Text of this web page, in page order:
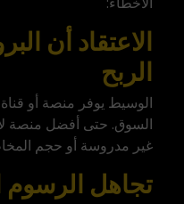
الاعتقاد أن
الربح
الوسيط يوفر منصة أو قناة
السوق. حتى أفضل منصة لا
غير مدروسة أو حجم
تجاهل الرسوم